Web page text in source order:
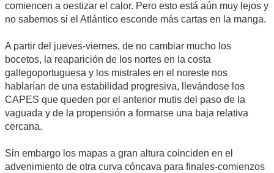
comiencen a oestizar el calor. Pero esto está aún muy lejos y
no sabemos si el Atlántico esconde más cartas en la manga.
A partir del jueves-viernes, de no cambiar mucho los
bocetos, la reaparición de los nortes en la costa
gallegoportuguesa y los mistrales en el noreste nos
hablarían de una estabilidad progresiva, llevándose los
CAPES que queden por el anterior mutis del paso de la
vaguada y de la propensión a formarse una baja relativa
cercana.
Sin embargo los mapas a gran altura coinciden en el
advenimiento de otra curva cóncava para finales-comienzos